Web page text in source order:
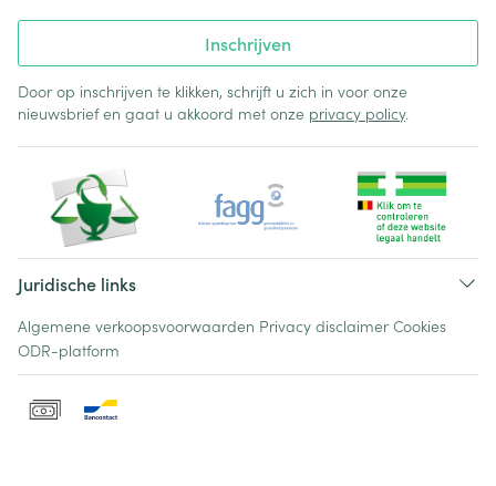
Inschrijven
Door op inschrijven te klikken, schrijft u zich in voor onze
nieuwsbrief en gaat u akkoord met onze privacy policy.
Juridische links
Algemene verkoopsvoorwaarden Privacy disclaimer Cookies
ODR-platform